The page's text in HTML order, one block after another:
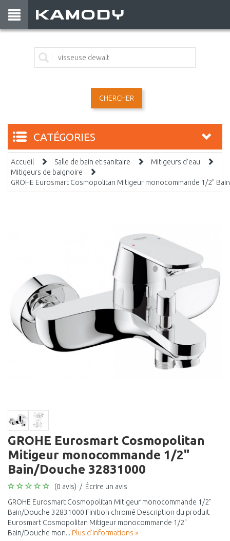
CHERCHER
CATÉGORIES
Accueil Salle de bain et sanitaire
Mitigeurs d'eau
Mitigeurs de baignoire
GROHE Eurosmart Cosmopolitan Mitigeur monocommande 1/2"
GROHE Eurosmart Cosmopolitan
Mitigeur monocommande 1/2"
Bain/Douche 32831000
(0 avis) / Écrire un avis
GROHE Eurosmart Cosmopolitan Mitigeur monocommande 1/2"
Bain/Douche 32831000 Finition chromé Description du produit
Eurosmart Cosmopolitan Mitigeur monocommande 1/2"
Bain/Douche mon... Plus d'informations »